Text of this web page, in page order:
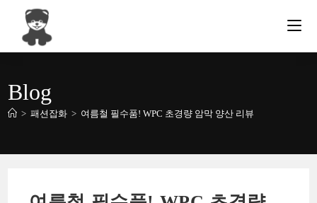
content
Blog
> 패션잡화 > 여름철 필수품! WPC 초경량 암막 양산 리뷰